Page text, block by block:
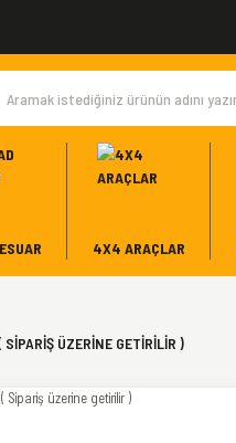
4X4 ARAÇLAR
ÜZERINE GETIRILIR )